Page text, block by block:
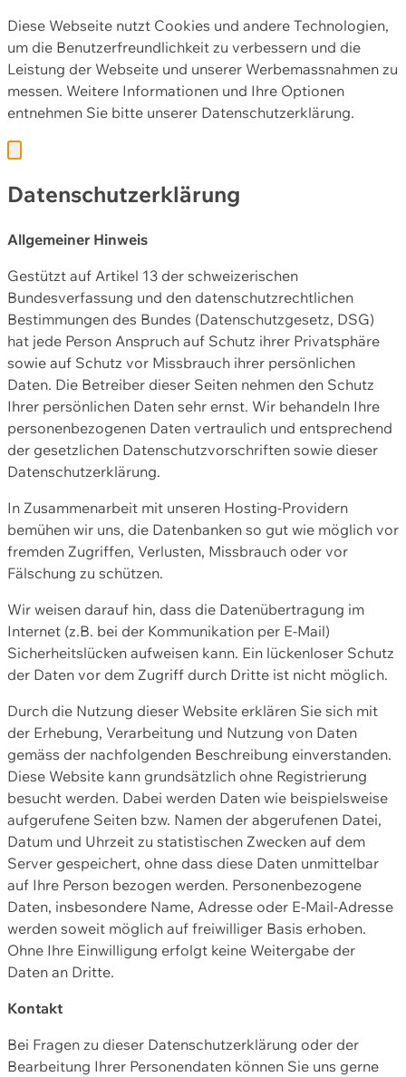
Diese Webseite nutzt Cookies und andere Technologien,
um die Benutzerfreundlichkeit zu verbessern und die
Leistung der Webseite und unserer Werbemassnahmen zu
messen. Weitere Informationen und Ihre Optionen
entnehmen Sie bitte unserer Datenschutzerklärung.
Datenschutzerklärung
Allgemeiner Hinweis
Gestützt auf Artikel 13 der schweizerischen
Bundesverfassung und den datenschutzrechtlichen
Bestimmungen des Bundes (Datenschutzgesetz, DSG)
hat jede Person Anspruch auf Schutz ihrer Privatsphäre
sowie auf Schutz vor Missbrauch ihrer persönlichen
Daten. Die Betreiber dieser Seiten nehmen den Schutz
Ihrer persönlichen Daten sehr ernst. Wir behandeln Ihre
personenbezogenen Daten vertraulich und entsprechend
der gesetzlichen Datenschutzvorschriften sowie dieser
Datenschutzerklärung.
In Zusammenarbeit mit unseren Hosting-Providern
bemühen wir uns, die Datenbanken so gut wie möglich vor
fremden Zugriffen, Verlusten, Missbrauch oder vor
Fälschung zu schützen.
Wir weisen darauf hin, dass die Datenübertragung im
Internet (z.B. bei der Kommunikation per E-Mail)
Sicherheitslücken aufweisen kann. Ein lückenloser Schutz
der Daten vor dem Zugriff durch Dritte ist nicht möglich.
Durch die Nutzung dieser Website erklären Sie sich mit
der Erhebung, Verarbeitung und Nutzung von Daten
gemäss der nachfolgenden Beschreibung einverstanden.
Diese Website kann grundsätzlich ohne Registrierung
besucht werden. Dabei werden Daten wie beispielsweise
aufgerufene Seiten bzw. Namen der abgerufenen Datei,
Datum und Uhrzeit zu statistischen Zwecken auf dem
Server gespeichert, ohne dass diese Daten unmittelbar
auf Ihre Person bezogen werden. Personenbezogene
Daten, insbesondere Name, Adresse oder E-Mail-Adresse
werden soweit möglich auf freiwilliger Basis erhoben.
Ohne Ihre Einwilligung erfolgt keine Weitergabe der
Daten an Dritte.
Kontakt
Bei Fragen zu dieser Datenschutzerklärung oder der
Bearbeitung Ihrer Personendaten können Sie uns gerne